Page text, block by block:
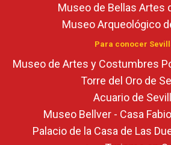
Museo de Bellas Artes
Museo Arqueológico
Para conocer
Museo de Artes y Costumbres
Torre del Oro de
Acuario de
Museo Bellver - Casa
Palacio de la Casa de Las